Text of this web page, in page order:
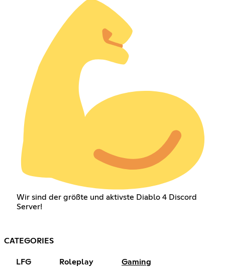
Wir sind der größte und aktivste Diablo 4 Discord
Server!
CATEGORIES
LFG Roleplay Gaming